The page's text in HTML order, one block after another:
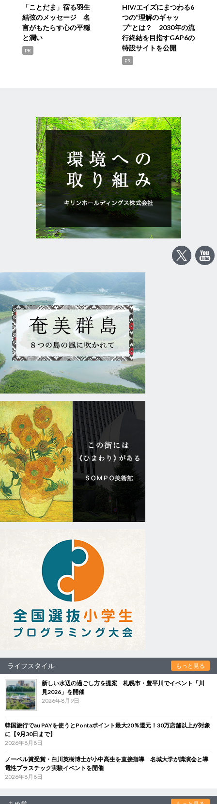
「ことだま」宿る羽生
結弦のメッセージ 名
言がもたらす心の平穏
と潤い
PR
HIV/エイズにまつわる6
つの“理解のギャッ
プ”とは？ 2030年の流
行終結を目指すGAP6の
特設サイトを公開
PR
ライフスタイル もっと見る
新しい水辺の過ごし方を提案 札幌市・豊平川でイベント「川
見2026」を開催
2026年8月9日
韓国旅行でau PAYを使うとPontaポイント最大20％還元！30万店舗以上が対象
に【9月30日まで】
2026年8月8日
ノーベル賞受賞・白川英樹博士が小中高生を直接指導 名城大学が講演会と導
電性プラスチック実験イベントを開催
2026年8月8日